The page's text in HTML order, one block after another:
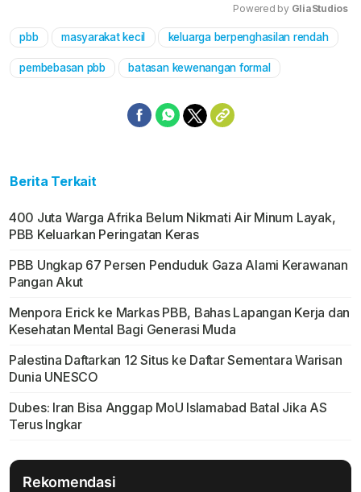
Mute
Powered by GliaStudios
pbb masyarakat kecil keluarga berpenghasilan rendah
pembebasan pbb batasan kewenangan formal
Berita Terkait
400 Juta Warga Afrika Belum Nikmati Air Minum Layak,
PBB Keluarkan Peringatan Keras
PBB Ungkap 67 Persen Penduduk Gaza Alami Kerawanan
Pangan Akut
Menpora Erick ke Markas PBB, Bahas Lapangan Kerja dan
Kesehatan Mental Bagi Generasi Muda
Palestina Daftarkan 12 Situs ke Daftar Sementara Warisan
Dunia UNESCO
Dubes: Iran Bisa Anggap MoU Islamabad Batal Jika AS
Terus Ingkar
Rekomendasi